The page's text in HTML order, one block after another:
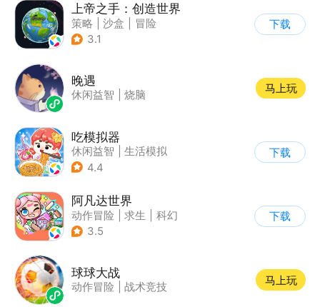
上帝之手：创造世界
策略 沙盒
冒险
| 卡通
3.1
下载
晚遇
休闲益智 烧脑
马上玩
吃模拟器
休闲益智
生活模拟
| 美食
4.4
下载
阿凡达世界
动作冒险 求生
科幻
| 开放世界
3.5
下载
球球大战
动作冒险 战术竞技
马上玩